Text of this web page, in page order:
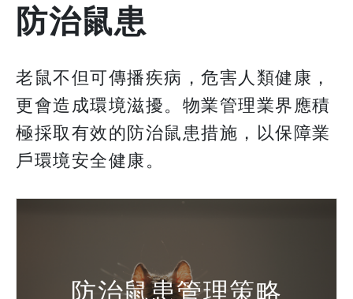
防治鼠患
老鼠不但可傳播疾病，危害人類健康，
更會造成環境滋擾。物業管理業界應積
極採取有效的防治鼠患措施，以保障業
戶環境安全健康。